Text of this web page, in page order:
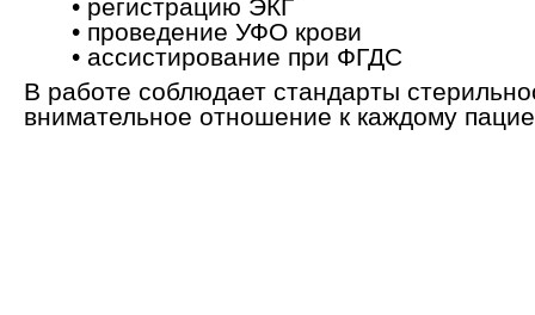
• регистрацию ЭКГ
• проведение УФО крови
• ассистирование при ФГДС
В работе соблюдает стандарты
внимательное отношение к каждому